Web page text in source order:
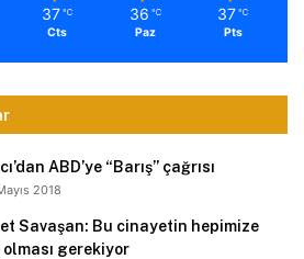
37 ℃
Cts
36 ℃
Paz
37 ℃
Pts
ABD’ye “Barış” çağrısı
2018
Savaşan: Bu cinayetin hepimize
olması gerekiyor